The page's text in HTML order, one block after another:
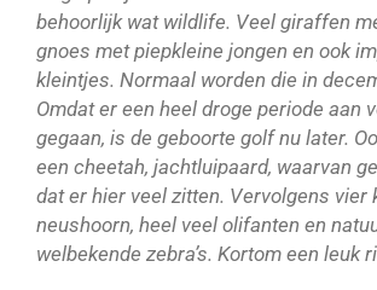
behoorlijk wat wildlife. Veel giraffen
gnoes met piepkleine jongen en ook
kleintjes. Normaal worden die in
Omdat er een heel droge periode aan
gegaan, is de geboorte golf nu later.
een cheetah, jachtluipaard, waarvan
dat er hier veel zitten. Vervolgens vier
neushoorn, heel veel olifanten en
welbekende zebra’s. Kortom een leuk